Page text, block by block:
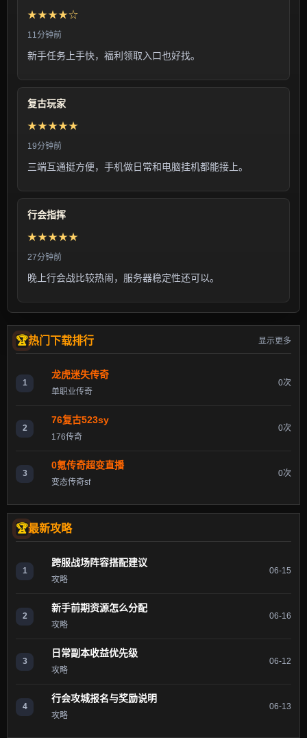
★★★★☆
11分钟前
新手任务上手快，福利领取入口也好找。
复古玩家
★★★★★
19分钟前
三端互通挺方便，手机做日常和电脑挂机都能接上。
行会指挥
★★★★★
27分钟前
晚上行会战比较热闹，服务器稳定性还可以。
热门下载排行 显示更多
1
龙虎迷失传奇
单职业传奇
0次
2
76复古523sy
176传奇
0次
3
0氪传奇超变直播
变态传奇sf
0次
最新攻略
1
跨服战场阵容搭配建议
攻略
06-15
2
新手前期资源怎么分配
攻略
06-16
3
日常副本收益优先级
攻略
06-12
4
行会攻城报名与奖励说明
攻略
06-13